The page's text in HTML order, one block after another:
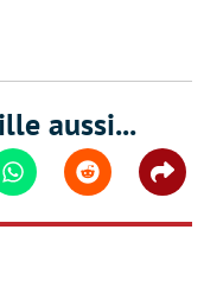
aussi...
WhatsappReddit